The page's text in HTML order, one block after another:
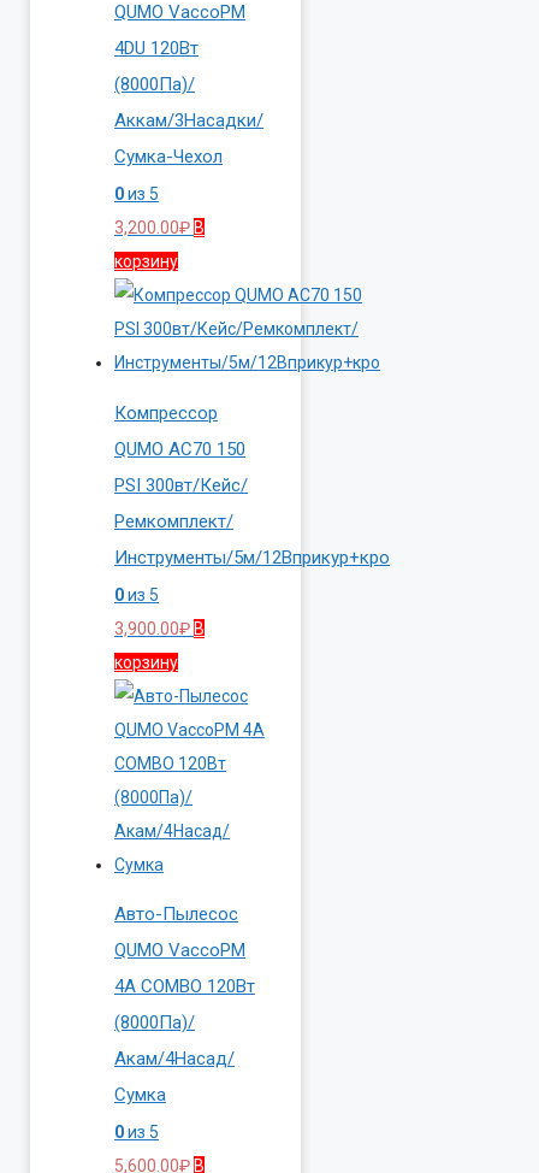
QUMO VaccoPM
4DU 120Вт
(8000Па)/
Аккам/3Насадки/
Сумка-Чехол
0из 5
3,200.00₽ В
корзину
Компрессор
QUMO AC70 150
PSI 300вт/Кейс/
Ремкомплект/
Инструменты/5м/12Вприкур+кро
0из 5
3,900.00₽ В
корзину
Авто-Пылесос
QUMO VaccoPM
4A COMBO 120Вт
(8000Па)/
Акам/4Насад/
Сумка
0из 5
5,600.00₽ В